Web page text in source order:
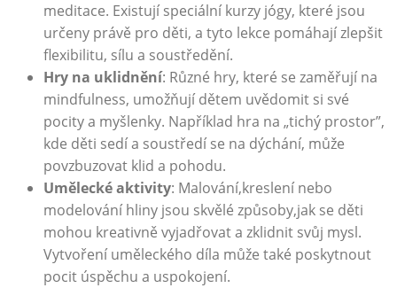
meditace. Existují​ speciální kurzy ​jógy, ⁤které jsou
určeny⁣ právě pro děti, a tyto lekce pomáhají⁣ zlepšit
flexibilitu, sílu ⁣a soustředění.
Hry ​na uklidnění: Různé hry, které se zaměřují na
mindfulness, umožňují dětem uvědomit si ‍své
pocity a myšlenky. Například hra na⁤ „tichý​ prostor”,
‍kde ⁣děti sedí a soustředí se na dýchání, může
povzbuzovat klid a pohodu.
Umělecké aktivity: Malování,kreslení nebo
modelování hliny jsou skvělé způsoby,jak se⁢ děti
mohou kreativně vyjadřovat a⁣ zklidnit svůj ⁤mysl.
Vytvoření uměleckého ⁣díla může také poskytnout
pocit ‌úspěchu a uspokojení.